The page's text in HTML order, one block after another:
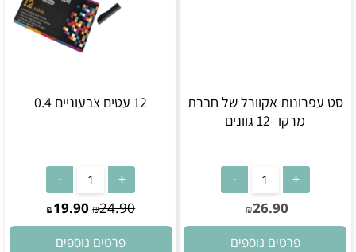
סט עפרונות אקוורל של חברת
מרקו -12 גוונים
₪26.90
פרטים נוספים
12 עטים צבעוניים 0.4
₪24.90
₪19.90
פרטים נוספים